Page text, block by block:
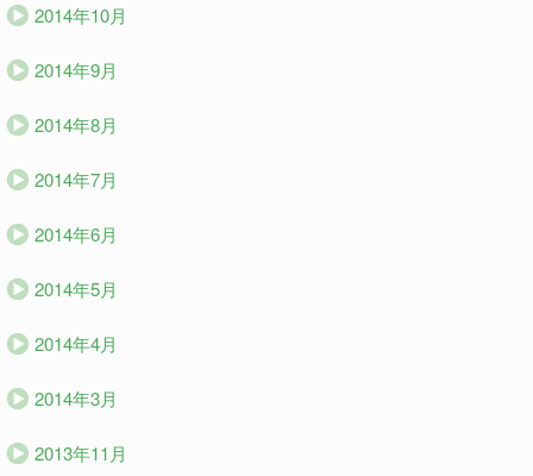
2014年10月
2014年9月
2014年8月
2014年7月
2014年6月
2014年5月
2014年4月
2014年3月
2013年11月